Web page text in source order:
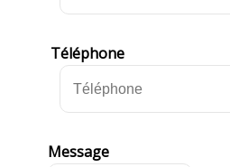
Téléphone
Message